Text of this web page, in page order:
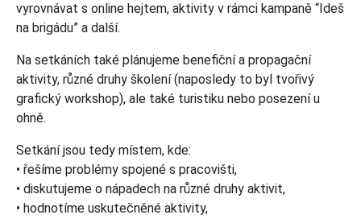
vyrovnávat s online hejtem, aktivity v rámci kampaně “Ideš
na brigádu” a další.
Na setkáních také plánujeme benefiční a propagační
aktivity, různé druhy školení (naposledy to byl tvořivý
grafický workshop), ale také turistiku nebo posezení u
ohně.
Setkání jsou tedy místem, kde:
• řešíme problémy spojené s pracovišti,
• diskutujeme o nápadech na různé druhy aktivit,
• hodnotíme uskutečněné aktivity,